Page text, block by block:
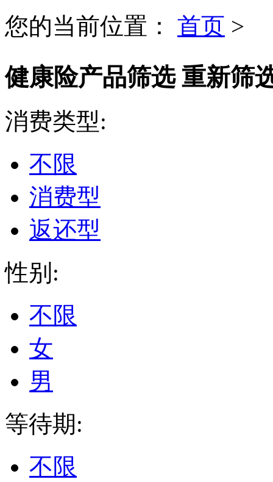
您的当前位置： 首页 >
健康险产品筛选 重新筛
消费类型:
不限
消费型
返还型
性别:
不限
女
男
等待期:
不限